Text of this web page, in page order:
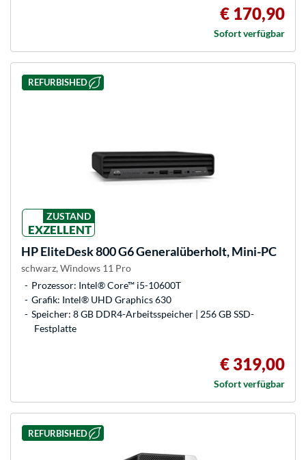
€ 170,90
Sofort verfügbar
REFURBISHED
ZUSTAND
EXZELLENT
HPEliteDesk 800 G6 Generalüberholt, Mini-PC
schwarz, Windows 11 Pro
Prozessor: Intel® Core™ i5-10600T
Grafik: Intel® UHD Graphics 630
Speicher: 8 GB DDR4-Arbeitsspeicher | 256 GB SSD-
Festplatte
€ 319,00
Sofort verfügbar
REFURBISHED